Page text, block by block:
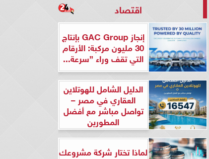
اقتصاد
إنجاز GAC Group بإنتاج
30 مليون مركبة: الأرقام
التي تقف وراء ”سرعة...
الدليل الشامل للهوتلاين
العقاري في مصر –
تواصل مباشر مع أفضل
المطورين
لماذا تختار شركة مشروعك